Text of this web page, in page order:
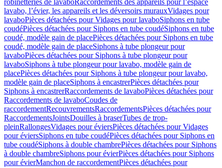
robinetteries de lavaboRaccordements des appareils pour l’espace
lavabo, l’évier, les appareils et les déversoirs murauxVidages pour
lavaboPièces détachées pour Vidages pour lavaboSiphons en tube
coudéPièces détachées pour Siphons en tube coudéSiphons en tube
coudé, modèle gain de placePièces détachées pour Siphons en tube
coudé, modèle gain de placeSiphons à tube plongeur pour
lavaboPièces détachées pour Siphons à tube plongeur pour
lavaboSiphons à tube plongeur pour lavabo, modèle gain de
placePièces détachées pour Siphons à tube plongeur pour lavabo,
modèle gain de placeSiphons à encastrerPièces détachées pour
Siphons à encastrerRaccordements de lavaboPièces détachées pour
Raccordements de lavaboCoudes de
raccordementRecouvrementsRaccordementsPièces détachées pour
RaccordementsJointsDouilles à braserTubes de trop-
pleinRallongesVidages pour éviersPièces détachées pour Vidages
pour éviersSiphons en tube coudéPièces détachées pour Siphons en
tube coudéSiphons à double chambrePièces détachées pour Siphons
à double chambreSiphons pour évierPièces détachées pour Siphons
pour évierManchon de raccordementPièces détachées pour